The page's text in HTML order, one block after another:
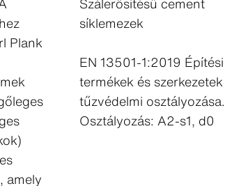
Plank
amely
síklemezek
EN 13501-1:2019 Építési
termékek és szerkezetek
tűzvédelmi osztályozása.
Osztályozás: A2-s1, d0